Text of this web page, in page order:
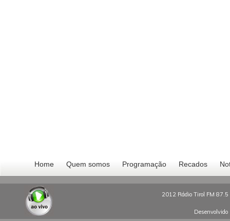
Home Quem somos Programação Recados
2012 Rádio Tirol FM 87.5